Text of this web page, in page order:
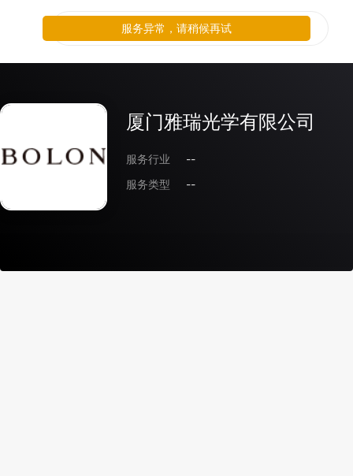
厦门雅瑞光学有限公司
服务行业
--
服务类型
--
服务异常，请稍候再试